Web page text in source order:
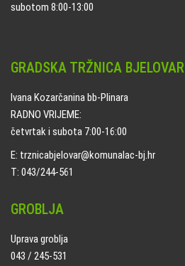
subotom 8:00-13:00
GRADSKA TRŽNICA BJELOVAR
Ivana Kozarčanina bb-Plinara
RADNO VRIJEME:
četvrtak i subota 7:00-16:00
E: trznicabjelovar@komunalac-bj.hr
T: 043/244-561
GROBLJA
Uprava groblja
043 / 245-531